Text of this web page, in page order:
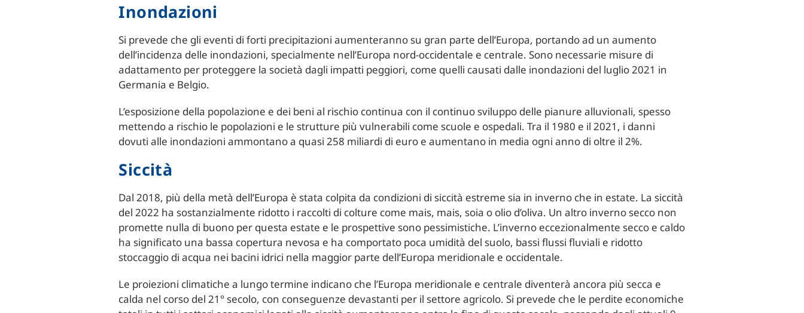
Inondazioni
Si prevede che gli eventi di forti precipitazioni aumenteranno su gran parte dell’Europa, portando ad un aumento
dell’incidenza delle inondazioni, specialmente nell’Europa nord-occidentale e centrale. Sono necessarie misure di
adattamento per proteggere la società dagli impatti peggiori, come quelli causati dalle inondazioni del luglio 2021 in
Germania e Belgio.
L’esposizione della popolazione e dei beni al rischio continua con il continuo sviluppo delle pianure alluvionali, spesso
mettendo a rischio le popolazioni e le strutture più vulnerabili come scuole e ospedali. Tra il 1980 e il 2021, i danni
dovuti alle inondazioni ammontano a quasi 258 miliardi di euro e aumentano in media ogni anno di oltre il 2%.
Siccità
Dal 2018, più della metà dell’Europa è stata colpita da condizioni di siccità estreme sia in inverno che in estate. La siccità
del 2022 ha sostanzialmente ridotto i raccolti di colture come mais, mais, soia o olio d’oliva. Un altro inverno secco non
promette nulla di buono per questa estate e le prospettive sono pessimistiche. L’inverno eccezionalmente secco e caldo
ha significato una bassa copertura nevosa e ha comportato poca umidità del suolo, bassi flussi fluviali e ridotto
stoccaggio di acqua nei bacini idrici nella maggior parte dell’Europa meridionale e occidentale.
Le proiezioni climatiche a lungo termine indicano che l’Europa meridionale e centrale diventerà ancora più secca e
calda nel corso del 21° secolo, con conseguenze devastanti per il settore agricolo. Si prevede che le perdite economiche